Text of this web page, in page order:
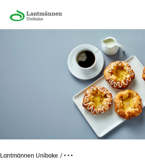
Lantmännen Unibake • • •